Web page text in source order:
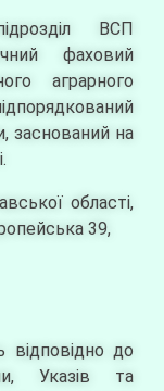
ВСП
фаховий
аграрного
заснований на
області,
39,
відповідно до
Указів та